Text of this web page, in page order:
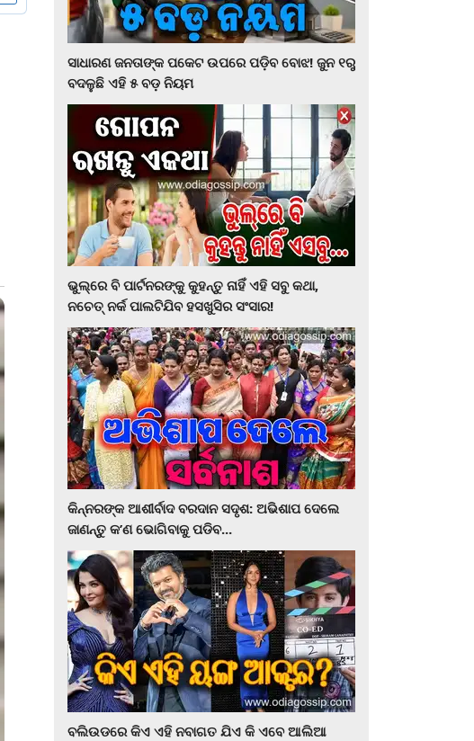
ସାଧାରଣ ଜନତାଙ୍କ ପକେଟ ଉପରେ ପଡ଼ିବ ବୋଝ! ଜୁନ ୧ରୁ
ବଦଳୁଛି ଏହି ୫ ବଡ଼ ନିୟମ
ଭୁଲ୍‌ରେ ବି ପାର୍ଟନରଙ୍କୁ କୁହନ୍ତୁ ନାହିଁ ଏହି ସବୁ କଥା,
ନଚେତ୍‌ ନର୍କ ପାଲଟିଯିବ ହସଖୁସିର ସଂସାର!
କିନ୍ନରଙ୍କ ଆଶୀର୍ବାଦ ବରଦାନ ସଦୃଶ: ଅଭିଶାପ ଦେଲେ
ଜାଣନ୍ତୁ କ’ଣ ଭୋଗିବାକୁ ପଡିବ...
ବଲିଉଡରେ କିଏ ଏହି ନବାଗତ ଯିଏ କି ଏବେ ଆଲିଆ